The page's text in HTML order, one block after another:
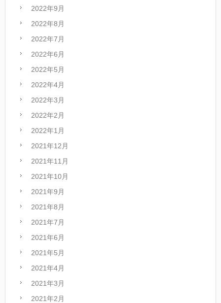
2022年9月
2022年8月
2022年7月
2022年6月
2022年5月
2022年4月
2022年3月
2022年2月
2022年1月
2021年12月
2021年11月
2021年10月
2021年9月
2021年8月
2021年7月
2021年6月
2021年5月
2021年4月
2021年3月
2021年2月